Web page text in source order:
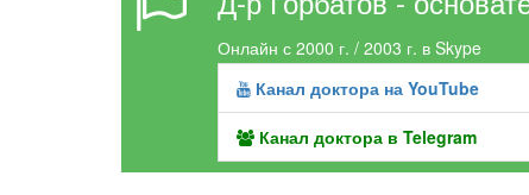
Онлайн с 2000 г. / 2003 г. в Skype
Канал доктора на YouTube
Канал доктора в Telegram